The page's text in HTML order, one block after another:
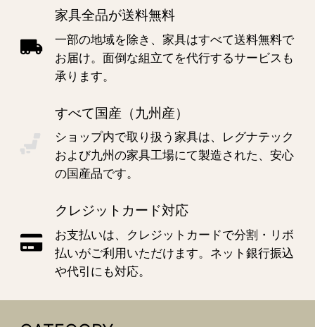
家具全品が送料無料
一部の地域を除き、家具はすべて送料無料で
お届け。面倒な組立てを代行するサービスも
承ります。
すべて国産（九州産）
ショップ内で取り扱う家具は、レグナテック
および九州の家具工場にて製造された、安心
の国産品です。
クレジットカード対応
お支払いは、クレジットカードで分割・リボ
払いがご利用いただけます。ネット銀行振込
や代引にも対応。